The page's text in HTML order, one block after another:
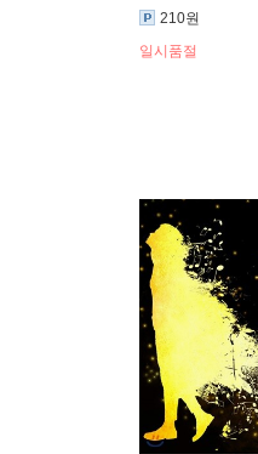
210원
일시품절